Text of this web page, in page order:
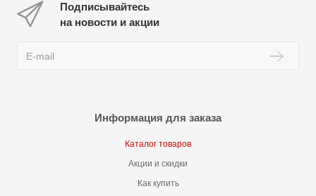
Подписывайтесь
на новости и акции
Информация для заказа
Каталог товаров
Акции и скидки
Как купить